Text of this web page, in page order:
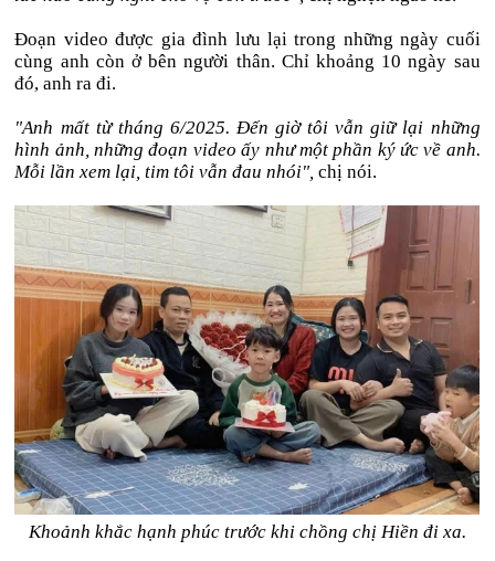
Đoạn video được gia đình lưu lại trong những ngày cuối
cùng anh còn ở bên người thân. Chỉ khoảng 10 ngày sau
đó, anh ra đi.
"Anh mất từ tháng 6/2025. Đến giờ tôi vẫn giữ lại những
hình ảnh, những đoạn video ấy như một phần ký ức về anh.
Mỗi lần xem lại, tim tôi vẫn đau nhói", chị nói.
Khoảnh khắc hạnh phúc trước khi chồng chị Hiền đi xa.